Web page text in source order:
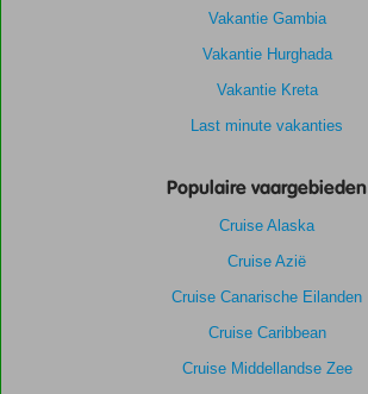
Vakantie Gambia
Vakantie Hurghada
Vakantie Kreta
Last minute vakanties
Populaire vaargebieden
Cruise Alaska
Cruise Azië
Cruise Canarische Eilanden
Cruise Caribbean
Cruise Middellandse Zee